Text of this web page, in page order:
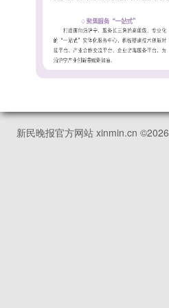
新民晚报官方网站 xinmin.cn ©2026